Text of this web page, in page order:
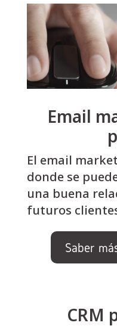
Email
El email
donde se
una buena
futuros
Saber
CRM